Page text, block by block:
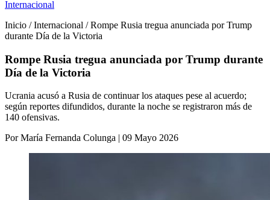
Internacional
Inicio / Internacional / Rompe Rusia tregua anunciada por Trump
durante Día de la Victoria
Rompe Rusia tregua anunciada por Trump durante
Día de la Victoria
Ucrania acusó a Rusia de continuar los ataques pese al acuerdo;
según reportes difundidos, durante la noche se registraron más de
140 ofensivas.
Por María Fernanda Colunga | 09 Mayo 2026